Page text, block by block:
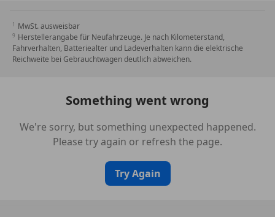
Ambientebeleuchtung
KEYLESS-GO
EASY-PACK Heckklappe
Ladestation, 5m, glatt
Abgasnorm EU6
Weitere Ausstattung
Batteriezertifikat 96 %
MwSt. ausweisbar
Herstellerangabe für Neufahrzeuge. Je nach Kilometerstand,
Fahrverhalten, Batteriealter und Ladeverhalten kann die elektrische
Reichweite bei Gebrauchtwagen deutlich abweichen.
Something went wrong
We're sorry, but something unexpected happened.
Please try again or refresh the page.
Try Again